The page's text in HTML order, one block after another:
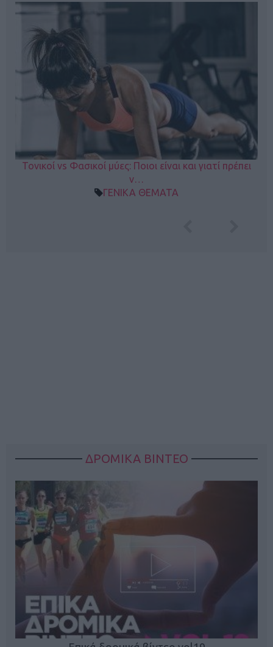
Τονικοί vs Φασικοί μύες: Ποιοι είναι και γιατί πρέπει
ν…
ΓΕΝΙΚΑ ΘΕΜΑΤΑ
ΔΡΟΜΙΚΑ ΒΙΝΤΕΟ